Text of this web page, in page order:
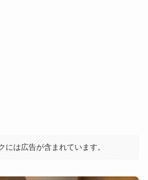
には広告が含まれています。